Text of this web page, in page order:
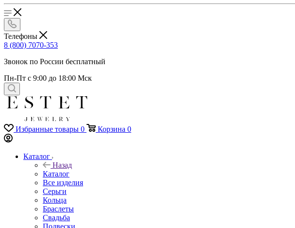
Телефоны
8 (800) 7070-353
Звонок по России бесплатный
Пн-Пт с 9:00 до 18:00 Мск
Избранные товары 0 Корзина 0
Каталог
Назад
Каталог
Все изделия
Серьги
Кольца
Браслеты
Свадьба
Подвески